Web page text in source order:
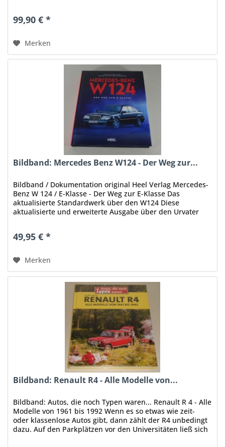
99,90 € *
Merken
Bildband: Mercedes Benz W124 - Der Weg zur...
Bildband / Dokumentation original Heel Verlag Mercedes-
Benz W 124 / E-Klasse - Der Weg zur E-Klasse Das
aktualisierte Standardwerk über den W124 Diese
aktualisierte und erweiterte Ausgabe über den Urvater
49,95 € *
Merken
Bildband: Renault R4 - Alle Modelle von...
Bildband: Autos, die noch Typen waren... Renault R 4 - Alle
Modelle von 1961 bis 1992 Wenn es so etwas wie zeit-
oder klassenlose Autos gibt, dann zählt der R4 unbedingt
dazu. Auf den Parkplätzen vor den Universitäten ließ sich